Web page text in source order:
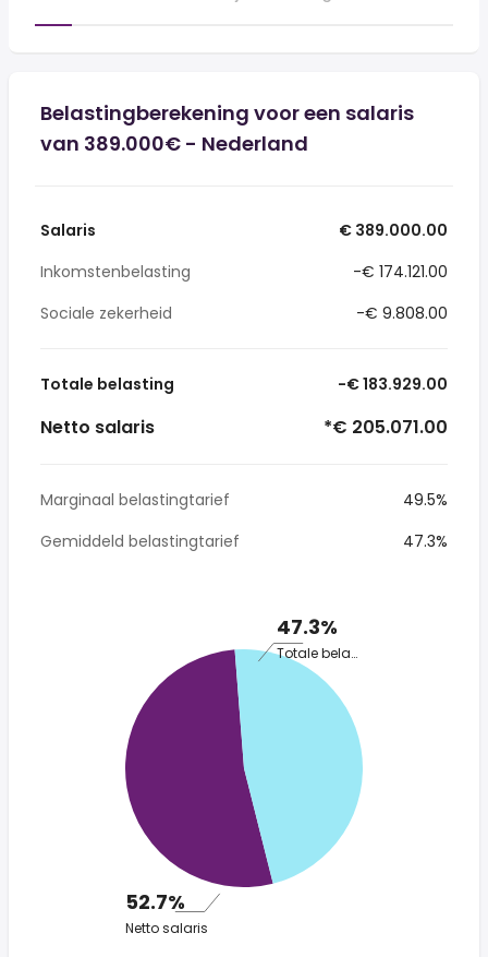
Belastingberekening voor een salaris
van 389.000€ - Nederland
Salaris
€ 389.000.00
Inkomstenbelasting
-€ 174.121.00
Sociale zekerheid
-€ 9.808.00
Totale belasting -€ 183.929.00
Netto salaris *€ 205.071.00
Marginaal belastingtarief
49.5%
Gemiddeld belastingtarief
47.3%
47.3%
Totale belasting
52.7%
Netto salaris